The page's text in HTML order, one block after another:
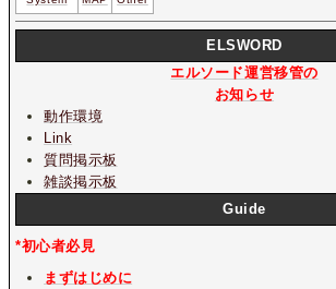
ELSWORD
エルソード運営移管の
お知らせ
動作環境
Link
質問掲示板
雑談掲示板
Guide
*初心者必見
まずはじめに